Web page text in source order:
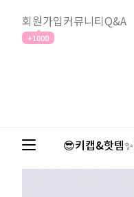
회원가입
+1000
커뮤니티Q&A
😎키캡&핫템✨